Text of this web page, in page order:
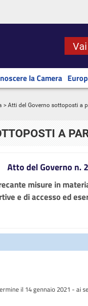
la Camera
> Atti del Governo sottoposti a
A
Atto del Governo n.
misure in
e di accesso ed
il 14 gennaio 2021 - ai